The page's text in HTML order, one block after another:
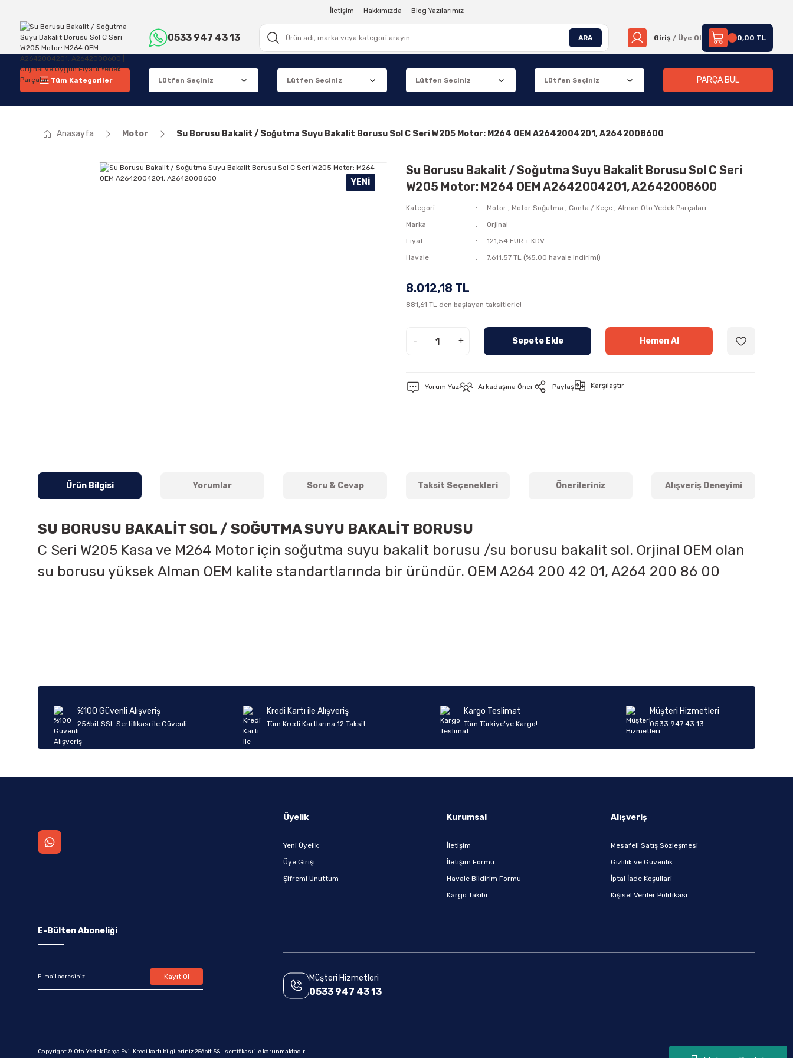
İletişim Hakkımızda Blog Yazılarımız
0533 947 43 13 ARA Giriş / Üye Ol 0,00 TL
Tüm Kategoriler PARÇA BUL
Anasayfa Motor Su Borusu Bakalit / Soğutma Suyu Bakalit Borusu Sol C Seri W205 Motor: M264 OEM A2642004201, A2642008600
YENI
Su Borusu Bakalit / Soğutma Suyu Bakalit Borusu Sol C Seri
W205 Motor: M264 OEM A2642004201, A2642008600
Kategori Motor , Motor Soğutma , Conta / Keçe ,Alman Oto Yedek Parçaları
Marka
Orjinal
Fiyat
121,54 EUR + KDV
Havale
7.611,57 TL (%5,00 havale indirimi)
8.012,18 TL
881,61 TL den başlayan taksitlerle!
- + Sepete Ekle Hemen Al
Yorum Yaz Arkadaşına Öner Paylaş Karşılaştır
Ürün Bilgisi Yorumlar Soru & Cevap Taksit Seçenekleri Önerileriniz Alışveriş Deneyimi
SU BORUSU BAKALİT SOL / SOĞUTMA SUYU BAKALİT BORUSU
C Seri W205 Kasa ve M264 Motor için soğutma suyu bakalit borusu /su borusu bakalit sol. Orjinal OEM olan
su borusu yüksek Alman OEM kalite standartlarında bir üründür. OEM A264 200 42 01, A264 200 86 00
Ürün fiyatı diğer sitelerden daha pahalı.
Bu ürüne benzer farklı alternatifler olmalı.
%100 Güvenli Alışveriş
256bit SSL Sertifikası ile Güvenli
Kredi Kartı ile Alışveriş
Tüm Kredi Kartlarına 12 Taksit
Kargo Teslimat
Tüm Türkiye’ye Kargo!
Müşteri Hizmetleri
0533 947 43 13
Üyelik
Yeni Üyelik
Üye Girişi
Şifremi Unuttum
Kurumsal
İletişim
İletişim Formu
Havale Bildirim Formu
Kargo Takibi
Alışveriş
Mesafeli Satış Sözleşmesi
Gizlilik ve Güvenlik
İptal İade Koşullari
Kişisel Veriler Politikası
E-Bülten Aboneliği
Kayıt Ol Müşteri Hizmetleri
0533 947 43 13
Copyright © Oto Yedek Parça Evi. Kredi kartı bilgileriniz 256bit SSL sertifikası ile korunmaktadır.